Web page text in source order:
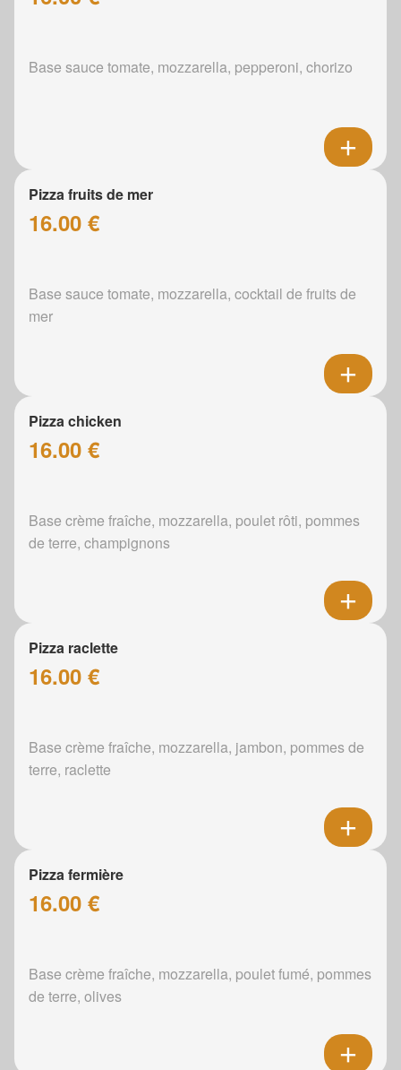
Base sauce tomate, mozzarella, pepperoni, chorizo
Pizza fruits de mer
16.00 €
Base sauce tomate, mozzarella, cocktail de fruits de
mer
Pizza chicken
16.00 €
Base crème fraîche, mozzarella, poulet rôti, pommes
de terre, champignons
Pizza raclette
16.00 €
Base crème fraîche, mozzarella, jambon, pommes de
terre, raclette
Pizza fermière
16.00 €
Base crème fraîche, mozzarella, poulet fumé, pommes
de terre, olives